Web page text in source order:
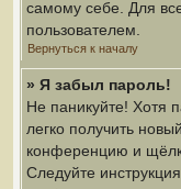
самому себе. Для
пользователем.
Вернуться к началу
» Я забыл пароль!
Не паникуйте! Хотя
легко получить
конференцию и
Следуйте